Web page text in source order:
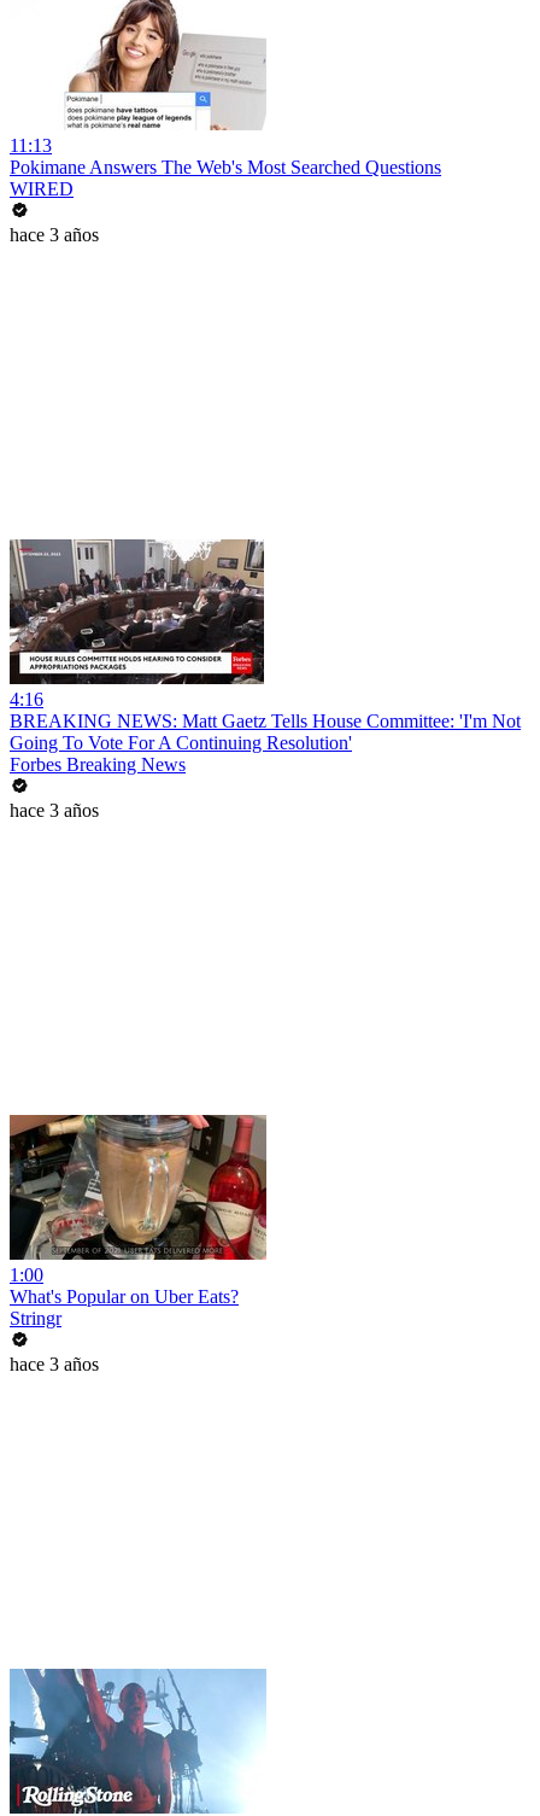
11:13
Pokimane Answers The Web's Most Searched Questions
WIRED
hace 3 años
4:16
BREAKING NEWS: Matt Gaetz Tells House Committee: 'I'm Not
Going To Vote For A Continuing Resolution'
Forbes Breaking News
hace 3 años
1:00
What's Popular on Uber Eats?
Stringr
hace 3 años